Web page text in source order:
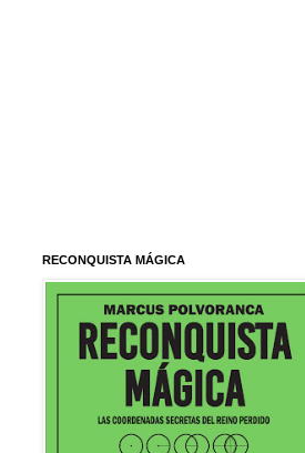
RECONQUISTA MÁGICA